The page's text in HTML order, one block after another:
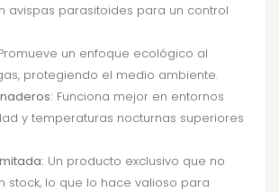
avispas parasitoides para un control
un enfoque ecológico al
protegiendo el medio ambiente.
Funciona mejor en entornos
y temperaturas nocturnas superiores
Un producto exclusivo que no
stock, lo que lo hace valioso para